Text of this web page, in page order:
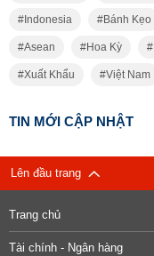
Indonesia Bánh Kẹo
Asean Hoa Kỳ
Xuất Khẩu Việt Nam
TIN MỚI CẬP NHẬT
Lên đầu trang
Trang chủ
Tài chính - Ngân hàng